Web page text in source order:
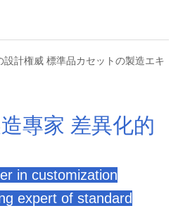
計権威 標準品カセットの製造エキ
專家 差異化的
in customization
expert of standard